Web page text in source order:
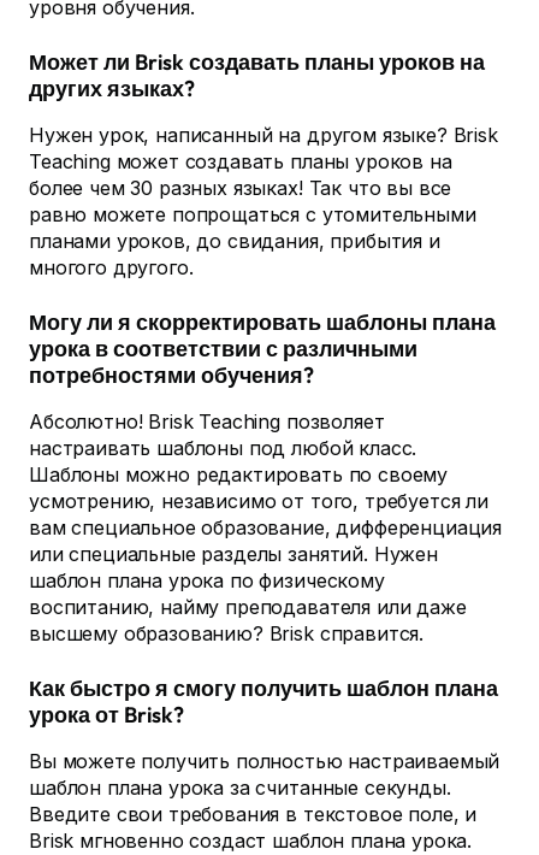
уровня обучения.
Может ли Brisk создавать планы уроков на
других языках?
Нужен урок, написанный на другом языке? Brisk
Teaching может создавать планы уроков на
более чем 30 разных языках! Так что вы все
равно можете попрощаться с утомительными
планами уроков, до свидания, прибытия и
многого другого.
Могу ли я скорректировать шаблоны плана
урока в соответствии с различными
потребностями обучения?
Абсолютно! Brisk Teaching позволяет
настраивать шаблоны под любой класс.
Шаблоны можно редактировать по своему
усмотрению, независимо от того, требуется ли
вам специальное образование, дифференциация
или специальные разделы занятий. Нужен
шаблон плана урока по физическому
воспитанию, найму преподавателя или даже
высшему образованию? Brisk справится.
Как быстро я смогу получить шаблон плана
урока от Brisk?
Вы можете получить полностью настраиваемый
шаблон плана урока за считанные секунды.
Введите свои требования в текстовое поле, и
Brisk мгновенно создаст шаблон плана урока.